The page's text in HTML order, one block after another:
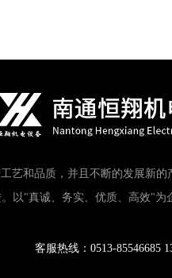
艺和品质，并且不断的发展新
以"真诚、务实、优质、高效"为
客服热线：0513-85546685